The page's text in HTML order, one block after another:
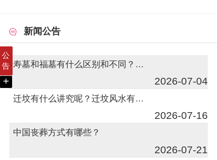
公
告
+
新闻公告
寿墓和福墓有什么区别和不同？购墓条件有哪些？
2026-07-04
迁坟有什么讲究呢？迁坟风水有哪些？
2026-07-16
中国丧葬方式有哪些？
2026-07-21